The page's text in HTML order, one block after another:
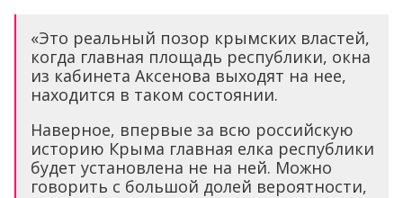
«Это реальный позор крымских властей,
когда главная площадь республики, окна
из кабинета Аксенова выходят на нее,
находится в таком состоянии.
Наверное, впервые за всю российскую
историю Крыма главная елка республики
будет установлена не на ней. Можно
говорить с большой долей вероятности,